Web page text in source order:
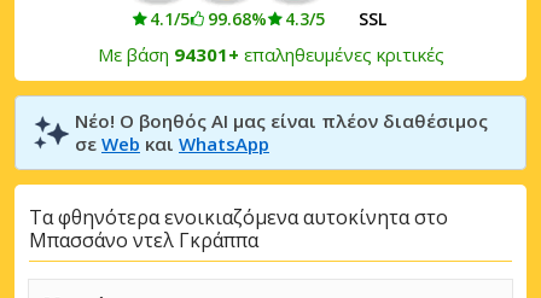
4.1/5 99.68% 4.3/5 SSL
Με βάση 94301+ επαληθευμένες κριτικές
Νέο! Ο βοηθός AI μας είναι πλέον διαθέσιμος
σε Web και WhatsApp
Τα φθηνότερα ενοικιαζόμενα αυτοκίνητα στο
Μπασσάνο ντελ Γκράππα